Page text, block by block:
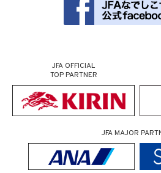
JFA OFFICIAL
TOP PARTNER
JFA MAJOR